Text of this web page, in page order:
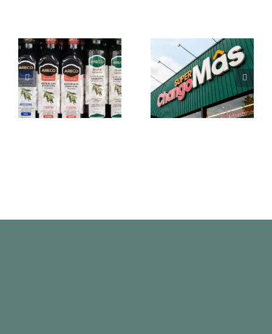
Nogada – Te
esperamos por
ChangoMás
Nogada – 📢
¡Ya estamos en
ChangoMás!